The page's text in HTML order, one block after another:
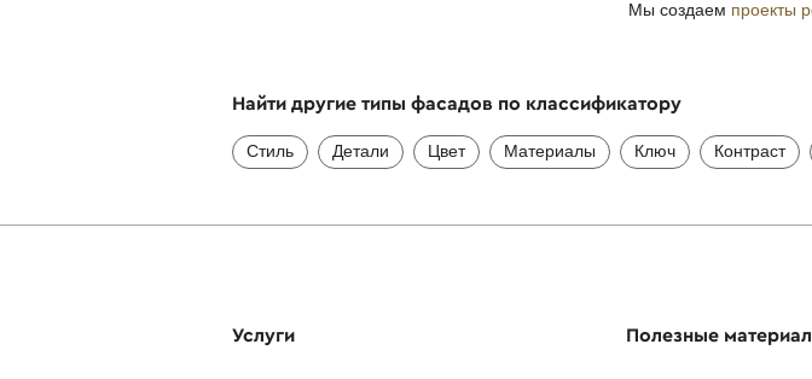
Мы создаем проекты
Найти другие типы фасадов по классификатору
Стиль Детали Цвет Материалы Ключ Контраст
Услуги Полезные